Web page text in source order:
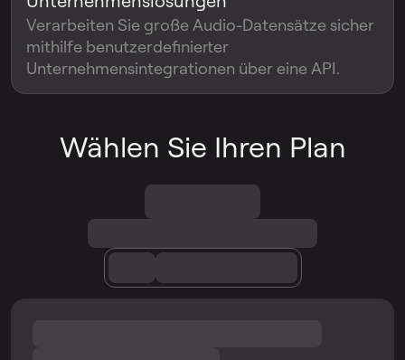
Verarbeiten Sie große Audio-Datensätze sicher
mithilfe benutzerdefinierter
Unternehmensintegrationen über eine API.
Wählen Sie Ihren Plan